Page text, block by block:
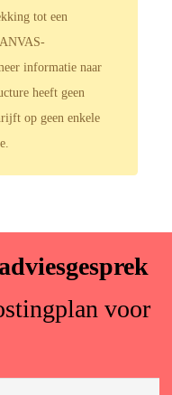
tot een
informatie naar
heeft geen
op geen enkele
voor